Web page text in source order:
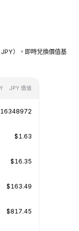
），即時兌換價值基
JPY 價值
$1.63
$16.35
$163.49
$817.45